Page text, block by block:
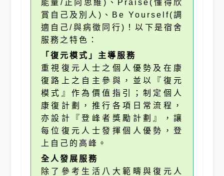
能量/正向思維)、Praise(懂得欣
賞自己及別人)、Be Yourself(調
適自己/與病徵同行)！以下是宿舍
服務之特色：
「復元模式」主導服務
重視復元人士之個人優勢及在康
復路上之自主參與，並以『復元
模式』作為價值指引；制定個人
康復計劃，推行各項日常流程，
亦設計『登峰者獎勵計劃』，讓
每位復元人士發揮個人優勢，登
上自己的高峰。
全人發展服務
除了參考生活八大範疇與復元人